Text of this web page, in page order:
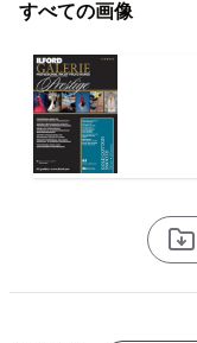
すべての画像